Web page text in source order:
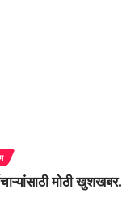
मोठी खुशखबर.